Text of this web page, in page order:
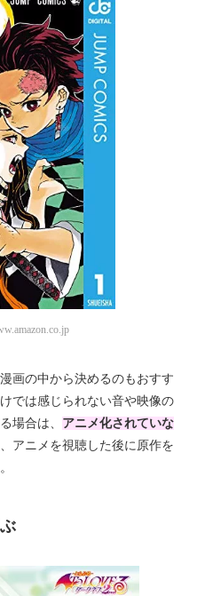
画の中から決めるのもおすす
では感じられない音や映像の
場合は、 アニメ化されていな
アニメを視聴した後に原作を